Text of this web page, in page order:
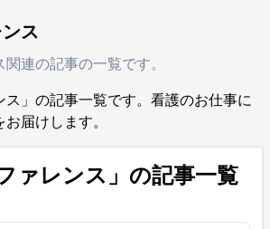
ス
連の記事の一覧です。
ス」の記事一覧です。看護のお仕事に
届けします。
ァレンス」の記事一覧